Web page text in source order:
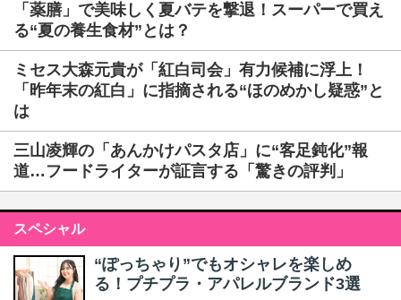
「薬膳」で美味しく夏バテを撃退！スーパーで買え
る“夏の養生食材”とは？
ミセス大森元貴が「紅白司会」有力候補に浮上！
「昨年末の紅白」に指摘される“ほのめかし疑惑”と
は
三山凌輝の「あんかけパスタ店」に“客足鈍化”報
道…フードライターが証言する「驚きの評判」
スペシャル
“ぽっちゃり”でもオシャレを楽しめ
る！プチプラ・アパレルブランド3選